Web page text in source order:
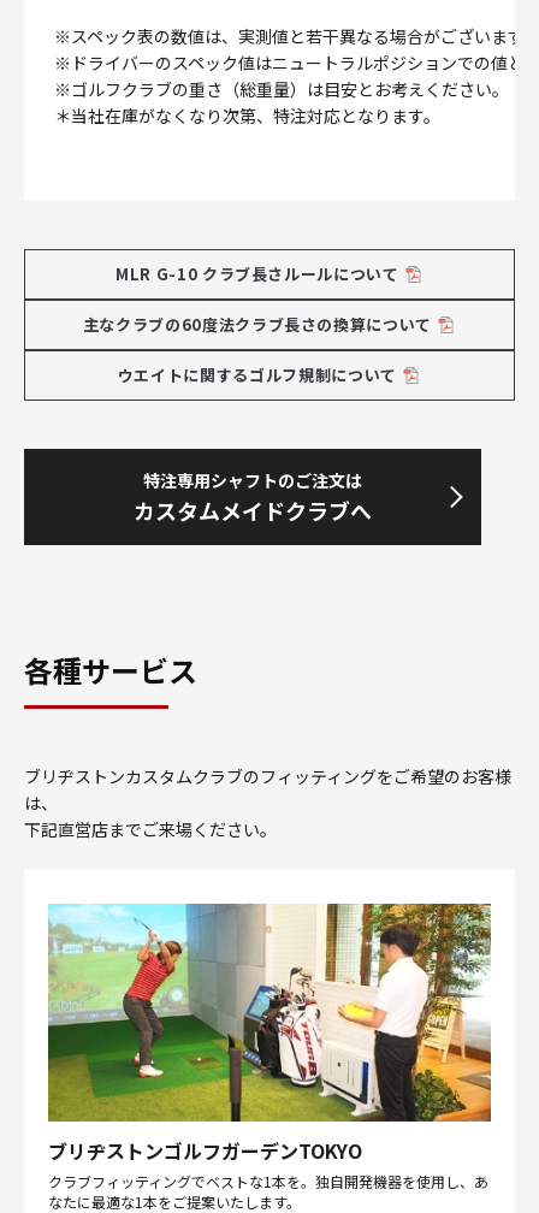
※スペック表の数値は、実測値と若干異なる場合がございます。
※ドライバーのスペック値はニュートラルポジションでの値と
※ゴルフクラブの重さ（総重量）は目安とお考えください。
＊当社在庫がなくなり次第、特注対応となります。
MLR G-10 クラブ長さルールについて
主なクラブの60度法クラブ長さの換算について
ウエイトに関するゴルフ規制について
特注専用シャフトのご注文は
カスタムメイドクラブへ
各種サービス
ブリヂストンカスタムクラブのフィッティングをご希望のお客様
は、
下記直営店までご来場ください。
ブリヂストンゴルフガーデンTOKYO
クラブフィッティングでベストな1本を。独自開発機器を使用し、あ
なたに最適な1本をご提案いたします。